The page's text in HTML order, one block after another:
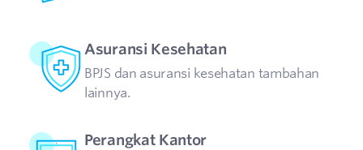
Asuransi Kesehatan
BPJS dan asuransi kesehatan tambahan
lainnya.
Perangkat Kantor